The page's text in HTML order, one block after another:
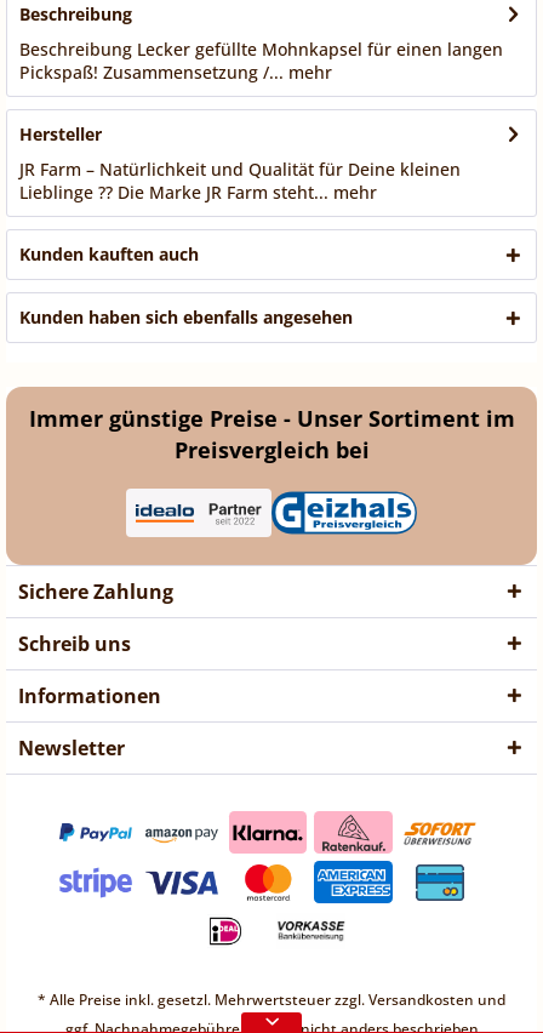
Vorübergehend sind keine
Beschreibung
Beschreibung Lecker gefüllte Mohnkapsel für einen langen
Pickspaß! Zusammensetzung /... mehr
Hersteller
JR Farm – Natürlichkeit und Qualität für Deine kleinen
Lieblinge ?? Die Marke JR Farm steht... mehr
Kunden kauften auch
Kunden haben sich ebenfalls angesehen
Immer günstige Preise - Unser Sortiment im
Preisvergleich bei
Sichere Zahlung
Schreib uns
Informationen
Newsletter
* Alle Preise inkl. gesetzl. Mehrwertsteuer zzgl.Versandkosten und
ggf. Nachnahmegebühren, wenn nicht anders beschrieben